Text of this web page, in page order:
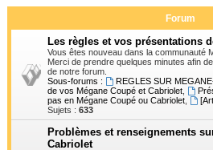
Forum
Les règles et vos présentations
Vous êtes nouveau dans la communauté
Merci de prendre quelques minutes afin
de notre forum.
Sous-forums :
REGLES SUR
de vos Mégane Coupé et Cabriolet
pas en Mégane Coupé ou Cabriolet
Sujets : 633
Problèmes et renseignements
Cabriolet